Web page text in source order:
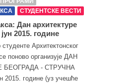
СТУДЕНТСКЕ ВЕСТИ
Дан архитектуре
2015. године
Архитектонског
поново организује ДАН
БЕОГРАДА - СТРУЧНА
2015. године (уз учешће